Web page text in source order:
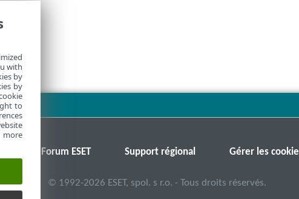
Forum ESET Support régional Gérer les
© 1992-2026 ESET, spol. s r.o. - Tous droits réservés.
with
by
by
to